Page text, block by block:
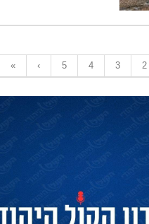
2
3
4
5
‹
«